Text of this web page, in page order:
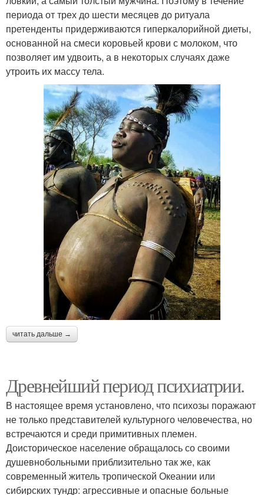
периода от трех до шести месяцев до ритуала
претенденты придерживаются гиперкалорийной диеты,
основанной на смеси коровьей крови с молоком, что
позволяет им удвоить, а в некоторых случаях даже
утроить их массу тела.
читать дальше →
Древнейший период психиатрии.
В настоящее время установлено, что психозы поражают
не только представителей культурного человечества, но
встречаются и среди примитивных племен.
Доисторическое население обращалось со своими
душевнобольными приблизительно так же, как
современный житель тропической Океании или
сибирских тундр: агрессивные и опасные больные